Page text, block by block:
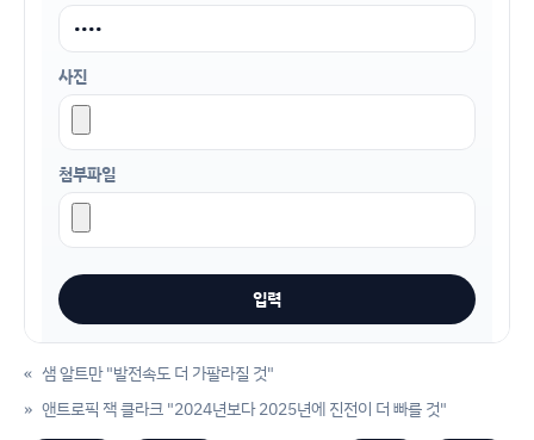
사진
첨부파일
« 샘 알트만 "발전속도 더 가팔라질 것"
앤트로픽 잭 클라크 "2024년보다 2025년에 진전이 더 빠를 것"
»